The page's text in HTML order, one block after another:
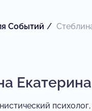
Событий
Екатерина